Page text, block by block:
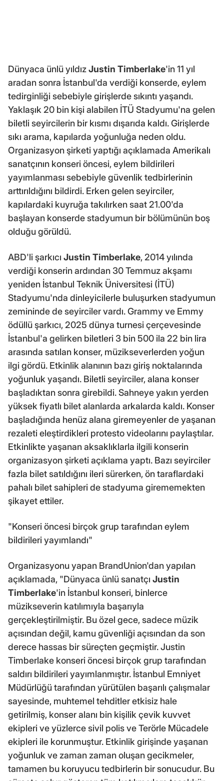
Dünyaca ünlü yıldızJustin Timberlake'in 11 yıl
aradan sonra İstanbul'da verdiği konserde, eylem
tedirginliği sebebiyle girişlerde sıkıntı yaşandı.
Yaklaşık 20 bin kişi alabilen İTÜ Stadyumu'na gelen
biletli seyircilerin bir kısmı dışarıda kaldı. Girişlerde
sıkı arama, kapılarda yoğunluğa neden oldu.
Organizasyon şirketi yaptığı açıklamada Amerikalı
sanatçının konseri öncesi, eylem bildirileri
yayımlanması sebebiyle güvenlik tedbirlerinin
arttırıldığını bildirdi. Erken gelen seyirciler,
kapılardaki kuyruğa takılırken saat 21.00'da
başlayan konserde stadyumun bir bölümünün boş
olduğu görüldü.
ABD'li şarkıcı Justin Timberlake, 2014 yılında
verdiği konserin ardından 30 Temmuz akşamı
yeniden İstanbul Teknik Üniversitesi (İTÜ)
Stadyumu'nda dinleyicilerle buluşurken stadyumun
zemininde de seyirciler vardı. Grammy ve Emmy
ödüllü şarkıcı, 2025 dünya turnesi çerçevesinde
İstanbul'a gelirken biletleri 3 bin 500 ila 22 bin lira
arasında satılan konser, müzikseverlerden yoğun
ilgi gördü. Etkinlik alanının bazı giriş noktalarında
yoğunluk yaşandı. Biletli seyirciler, alana konser
başladıktan sonra girebildi. Sahneye yakın yerden
yüksek fiyatlı bilet alanlarda arkalarda kaldı. Konser
başladığında henüz alana giremeyenler de yaşanan
rezaleti eleştirdikleri protesto videolarını paylaştılar.
Etkinlikte yaşanan aksaklıklarla ilgili konserin
organizasyon şirketi açıklama yaptı. Bazı seyirciler
fazla bilet satıldığını ileri sürerken, ön taraflardaki
pahalı bilet sahipleri de stadyuma girememekten
şikayet ettiler.
"Konseri öncesi birçok grup tarafından eylem
bildirileri yayımlandı"
Organizasyonu yapan BrandUnion'dan yapılan
açıklamada, "Dünyaca ünlü sanatçı Justin
Timberlake'in İstanbul konseri, binlerce
müzikseverin katılımıyla başarıyla
gerçekleştirilmiştir. Bu özel gece, sadece müzik
açısından değil, kamu güvenliği açısından da son
derece hassas bir süreçten geçmiştir. Justin
Timberlake konseri öncesi birçok grup tarafından
saldırı bildirileri yayımlanmıştır. İstanbul Emniyet
Müdürlüğü tarafından yürütülen başarılı çalışmalar
sayesinde, muhtemel tehditler etkisiz hale
getirilmiş, konser alanı bin kişilik çevik kuvvet
ekipleri ve yüzlerce sivil polis ve Terörle Mücadele
ekipleri ile korunmuştur. Etkinlik girişinde yaşanan
yoğunluk ve zaman zaman oluşan gecikmeler,
tamamen bu koruyucu tedbirlerin bir sonucudur. Bu